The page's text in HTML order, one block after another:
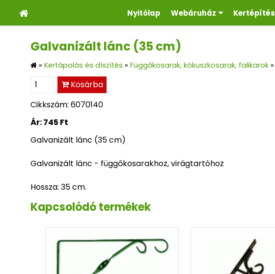
Nyitólap Webáruház Kertépítés
Galvanizált lánc (35 cm)
» Kertápolás és díszítés » Függőkosarak, kókuszkosarak, falikarok »
Kosárba
Cikkszám: 6070140
Ár:745 Ft
Galvanizált lánc (35 cm)
Galvanizált lánc - függőkosarakhoz, virágtartóhoz
Hossza: 35 cm.
Kapcsolódó termékek